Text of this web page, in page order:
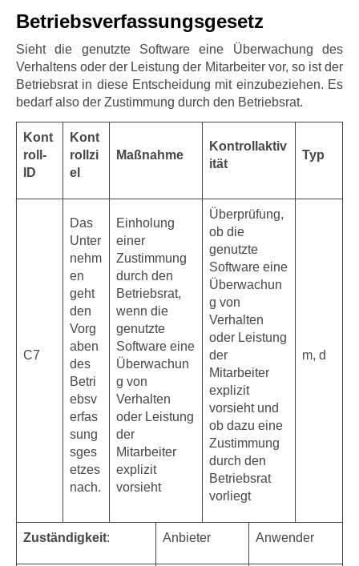
Betriebsverfassungsgesetz
Sieht die genutzte Software eine Überwachung des
Verhaltens oder der Leistung der Mitarbeiter vor, so ist der
Betriebsrat in diese Entscheidung mit einzubeziehen. Es
bedarf also der Zustimmung durch den Betriebsrat.
Kont
roll-
ID
Kont
rollzi
el
Maßnahme
Kontrollaktiv
ität
Typ
C7
Das
Unter
nehm
en
geht
den
Vorg
aben
des
Betri
ebsv
erfas
sung
sges
etzes
nach.
Einholung
einer
Zustimmung
durch den
Betriebsrat,
wenn die
genutzte
Software eine
Überwachun
g von
Verhalten
oder Leistung
der
Mitarbeiter
explizit
vorsieht
Überprüfung,
ob die
genutzte
Software eine
Überwachun
g von
Verhalten
oder Leistung
der
Mitarbeiter
explizit
vorsieht und
ob dazu eine
Zustimmung
durch den
Betriebsrat
vorliegt
m, d
Zuständigkeit: Anbieter Anwender